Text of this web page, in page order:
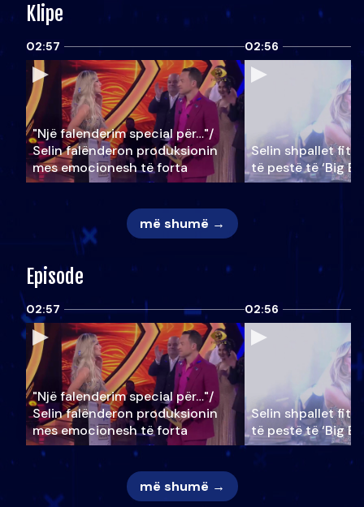
Klipe
02:57
"Një falenderim special për…"/
Selin falënderon produksionin
mes emocionesh të forta
02:56
Selin shpallet
të pestë të ‘Big
më shumë →
Episode
02:57
"Një falenderim special për…"/
Selin falënderon produksionin
mes emocionesh të forta
02:56
Selin shpallet
të pestë të ‘Big
më shumë →